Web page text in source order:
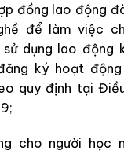
đồng lao động
để làm việc
dụng lao động
ký hoạt
quy định tại
cho người học